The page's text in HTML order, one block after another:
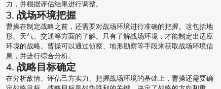
力，并根据评估结果进行调整。
3. 战场环境把握
曹操在制定战略之前，还需要对战场环境进行准确的把握。这包括地
形、天气、交通等方面的了解。只有了解战场环境，才能制定出适应
环境的战略。曹操可以通过侦察、地形勘察等手段来获取战场环境信
息，并进行综合分析。
4. 战略目标确定
在分析敌情、评估己方实力、把握战场环境的基础上，曹操还需要确